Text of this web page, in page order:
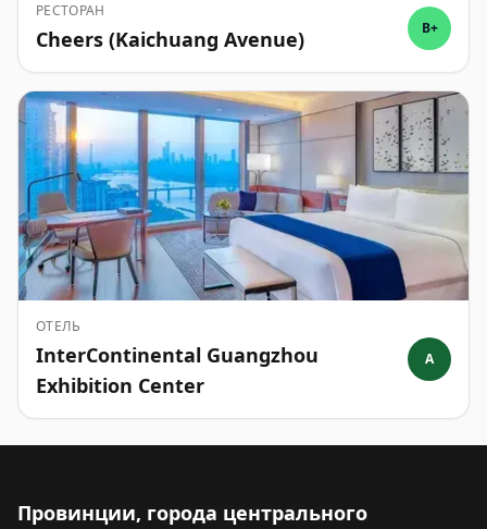
РЕСТОРАН
Cheers (Kaichuang Avenue) B+
ОТЕЛЬ
InterContinental Guangzhou
Exhibition Center
A
Провинции, города центрального